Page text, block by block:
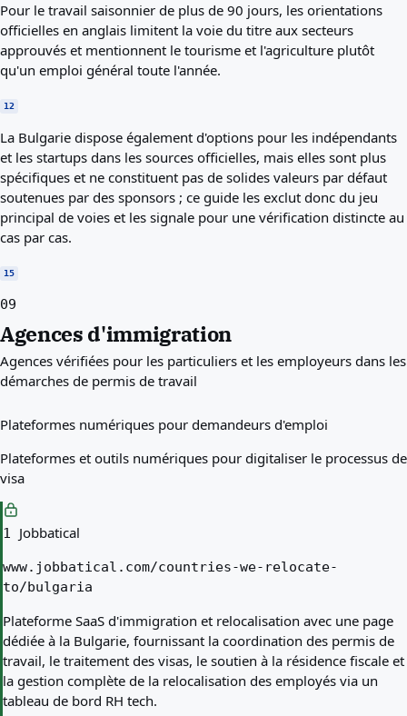
Pour le travail saisonnier de plus de 90 jours, les orientations
officielles en anglais limitent la voie du titre aux secteurs
approuvés et mentionnent le tourisme et l'agriculture plutôt
qu'un emploi général toute l'année.
12
La Bulgarie dispose également d'options pour les indépendants
et les startups dans les sources officielles, mais elles sont plus
spécifiques et ne constituent pas de solides valeurs par défaut
soutenues par des sponsors ; ce guide les exclut donc du jeu
principal de voies et les signale pour une vérification distincte au
cas par cas.
15
09
Agences d'immigration
Agences vérifiées pour les particuliers et les employeurs dans les
démarches de permis de travail
Plateformes numériques pour demandeurs d'emploi
Plateformes et outils numériques pour digitaliser le processus de
visa
1 Jobbatical
www.jobbatical.com/countries-we-relocate-
to/bulgaria
Plateforme SaaS d'immigration et relocalisation avec une page
dédiée à la Bulgarie, fournissant la coordination des permis de
travail, le traitement des visas, le soutien à la résidence fiscale et
la gestion complète de la relocalisation des employés via un
tableau de bord RH tech.